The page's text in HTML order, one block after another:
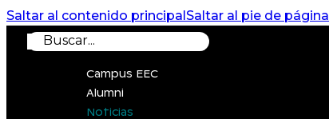
Saltar al contenido principalSaltar al pie de página
Buscar
Campus EEC
Alumni
Noticias